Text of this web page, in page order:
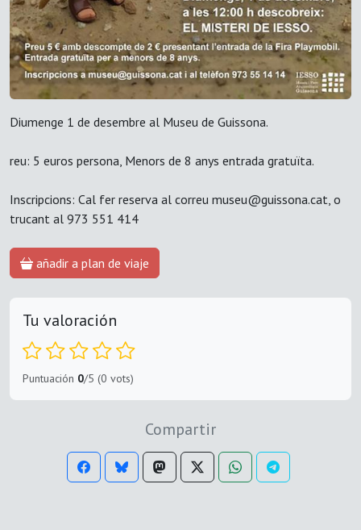
Diumenge 1 de desembre al Museu de Guissona.
reu: 5 euros persona, Menors de 8 anys entrada gratuïta.
Inscripcions: Cal fer reserva al correu museu@guissona.cat, o
trucant al 973 551 414
añadir a plan de viaje
Tu valoración
Puntuación 0/5 (0 vots)
Compartir